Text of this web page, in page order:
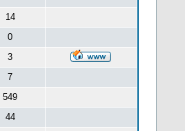
14
0
3
7
549
44